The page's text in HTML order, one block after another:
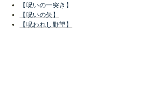
【呪いの一突き】
【呪いの矢】
【呪われし野望】